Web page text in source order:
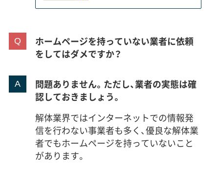
ホームページを持っていない業者に依頼
をしてはダメですか？
問題ありません。ただし、業者の実態は確
認しておきましょう。
解体業界ではインターネットでの情報発
信を行わない事業者も多く、優良な解体業
者でもホームページを持っていないこと
があります。